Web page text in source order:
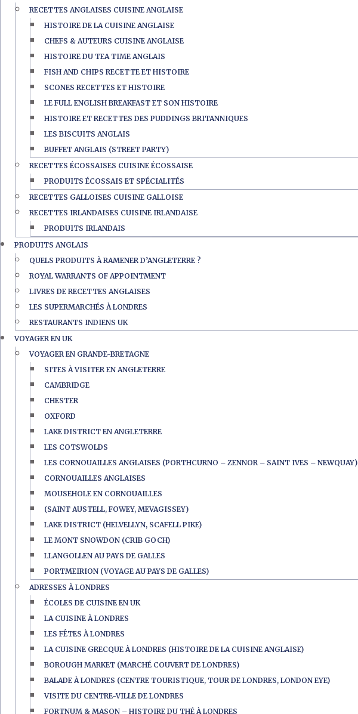
RECETTES ANGLAISES CUISINE ANGLAISE
HISTOIRE DE LA CUISINE ANGLAISE
CHEFS & AUTEURS CUISINE ANGLAISE
HISTOIRE DU TEA TIME ANGLAIS
FISH AND CHIPS RECETTE ET HISTOIRE
SCONES RECETTES ET HISTOIRE
LE FULL ENGLISH BREAKFAST ET SON HISTOIRE
HISTOIRE ET RECETTES DES PUDDINGS BRITANNIQUES
LES BISCUITS ANGLAIS
BUFFET ANGLAIS (STREET PARTY)
RECETTES ÉCOSSAISES CUISINE ÉCOSSAISE
PRODUITS ÉCOSSAIS ET SPÉCIALITÉS
RECETTES GALLOISES CUISINE GALLOISE
RECETTES IRLANDAISES CUISINE IRLANDAISE
PRODUITS IRLANDAIS
PRODUITS ANGLAIS
QUELS PRODUITS À RAMENER D’ANGLETERRE ?
ROYAL WARRANTS OF APPOINTMENT
LIVRES DE RECETTES ANGLAISES
LES SUPERMARCHÉS À LONDRES
RESTAURANTS INDIENS UK
VOYAGER EN UK
VOYAGER EN GRANDE-BRETAGNE
SITES À VISITER EN ANGLETERRE
CAMBRIDGE
CHESTER
OXFORD
LAKE DISTRICT EN ANGLETERRE
LES COTSWOLDS
LES CORNOUAILLES ANGLAISES (PORTHCURNO – ZENNOR – SAINT IVES – NEWQUAY)
CORNOUAILLES ANGLAISES
MOUSEHOLE EN CORNOUAILLES
(SAINT AUSTELL, FOWEY, MEVAGISSEY)
LAKE DISTRICT (HELVELLYN, SCAFELL PIKE)
LE MONT SNOWDON (CRIB GOCH)
LLANGOLLEN AU PAYS DE GALLES
PORTMEIRION (VOYAGE AU PAYS DE GALLES)
ADRESSES À LONDRES
ÉCOLES DE CUISINE EN UK
LA CUISINE À LONDRES
LES FÊTES À LONDRES
LA CUISINE GRECQUE À LONDRES (HISTOIRE DE LA CUISINE ANGLAISE)
BOROUGH MARKET (MARCHÉ COUVERT DE LONDRES)
BALADE À LONDRES (CENTRE TOURISTIQUE, TOUR DE LONDRES, LONDON EYE)
VISITE DU CENTRE-VILLE DE LONDRES
FORTNUM & MASON – HISTOIRE DU THÉ À LONDRES